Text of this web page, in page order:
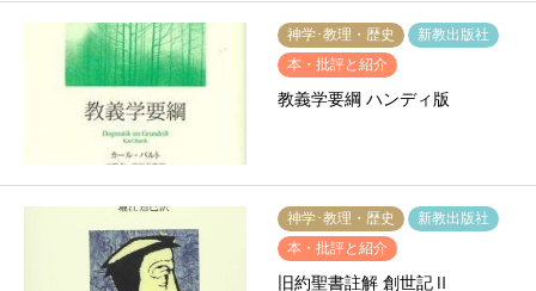
神学･教理・歴史
新教出版社
本・批評と紹介
教義学要綱 ハンディ版
神学･教理・歴史
新教出版社
本・批評と紹介
旧約聖書註解 創世記Ⅱ